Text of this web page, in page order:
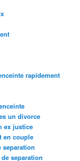
rapidement
un divorce
ex justice
en couple
separation
separation